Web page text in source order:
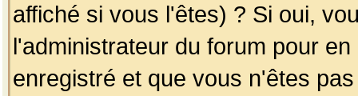
affiché si vous l'êtes) ? Si oui,
l'administrateur du forum pour
enregistré et que vous n'êtes